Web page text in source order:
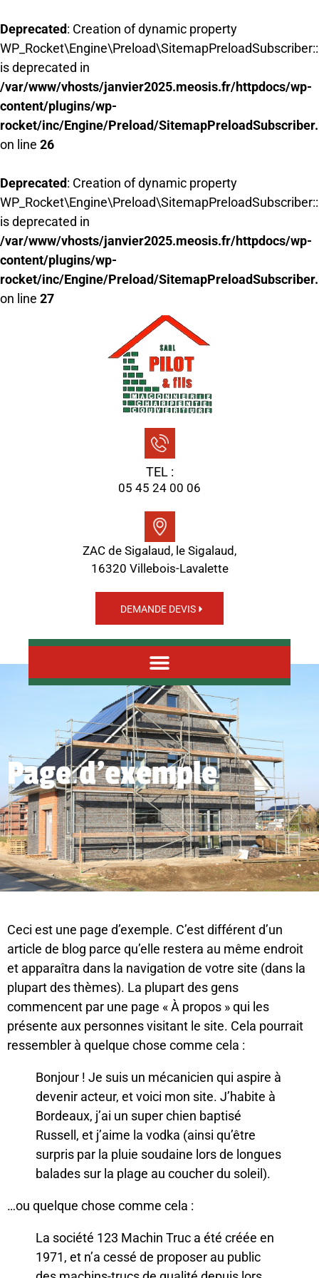
Deprecated: Creation of dynamic property
is deprecated in
/var/www/vhosts/janvier2025.meosis.fr/httpdocs/wp-
content/plugins/wp-
rocket/inc/Engine/Preload/
on line 26
Deprecated: Creation of dynamic property
is deprecated in
/var/www/vhosts/janvier2025.meosis.fr/httpdocs/wp-
content/plugins/wp-
rocket/inc/Engine/Preload/
on line 27
TEL :
05 45 24 00 06
ZAC de Sigalaud, le Sigalaud,
16320 Villebois-Lavalette
DEMANDE DEVIS
Page d’exemple
Ceci est une page d’exemple. C’est différent d’un
article de blog parce qu’elle restera au même endroit
et apparaîtra dans la navigation de votre site (dans la
plupart des thèmes). La plupart des gens
commencent par une page « À propos » qui les
présente aux personnes visitant le site. Cela pourrait
ressembler à quelque chose comme cela :
Bonjour ! Je suis un mécanicien qui aspire à
devenir acteur, et voici mon site. J’habite à
Bordeaux, j’ai un super chien baptisé
Russell, et j’aime la vodka (ainsi qu’être
surpris par la pluie soudaine lors de longues
balades sur la plage au coucher du soleil).
…ou quelque chose comme cela :
La société 123 Machin Truc a été créée en
1971, et n’a cessé de proposer au public